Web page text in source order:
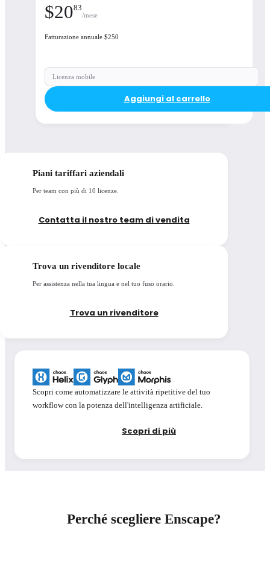
$2083
/mese
Fatturazione annuale $250
Licenza mobile
Aggiungi al carrello
Piani tariffari aziendali
Per team con più di 10 licenze.
Contatta il nostro team di vendita
Trova un rivenditore locale
Per assistenza nella tua lingua e nel tuo fuso orario.
Trova un rivenditore
Scopri come automatizzare le attività ripetitive del tuo
workflow con la potenza dell'intelligenza artificiale.
Scopri di più
Perché scegliere Enscape?